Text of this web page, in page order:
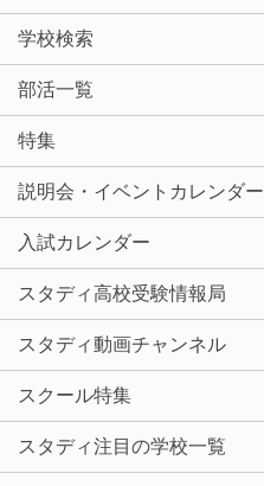
学校検索
部活一覧
特集
説明会・イベントカレンダー
入試カレンダー
スタディ高校受験情報局
スタディ動画チャンネル
スクール特集
スタディ注目の学校一覧